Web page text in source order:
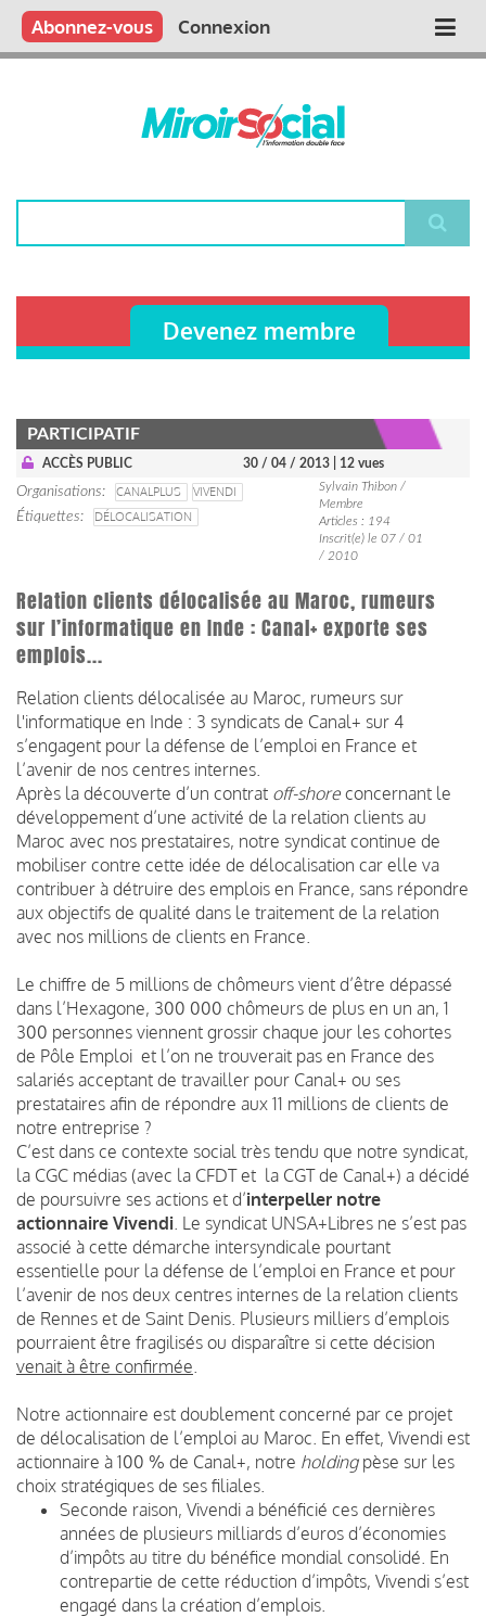
Aller
contenu
Main
Qui sommes nous ?
Vous publiez
Nous publions
Contactez-nous
Abonnez-vous Connexion
Devenez membre
PARTICIPATIF
ACCÈS PUBLIC 30 / 04 / 2013 | 12 vues
Organisations CANALPLUS
VIVENDI
Étiquettes
DÉLOCALISATION
Sylvain Thibon /
Membre
Articles : 194
Inscrit(e) le 07 / 01
/ 2010
Relation clients délocalisée au Maroc, rumeurs
sur l’informatique en Inde : Canal+ exporte ses
emplois...
Relation clients délocalisée au Maroc, rumeurs sur
l'informatique en Inde : 3 syndicats de Canal+ sur 4
s’engagent pour la défense de l’emploi en France et
l’avenir de nos centres internes.
Après la découverte d’un contrat off-shore concernant le
développement d’une activité de la relation clients au
Maroc avec nos prestataires, notre syndicat continue de
mobiliser contre cette idée de délocalisation car elle va
contribuer à détruire des emplois en France, sans répondre
aux objectifs de qualité dans le traitement de la relation
avec nos millions de clients en France.
Le chiffre de 5 millions de chômeurs vient d’être dépassé
dans l’Hexagone, 300 000 chômeurs de plus en un an, 1
300 personnes viennent grossir chaque jour les cohortes
de Pôle Emploi et l’on ne trouverait pas en France des
salariés acceptant de travailler pour Canal+ ou ses
prestataires afin de répondre aux 11 millions de clients de
notre entreprise ?
C’est dans ce contexte social très tendu que notre syndicat,
la CGC médias (avec la CFDT et la CGT de Canal+) a décidé
de poursuivre ses actions et d’interpeller notre
actionnaire Vivendi . Le syndicat UNSA+Libres ne s’est pas
associé à cette démarche intersyndicale pourtant
essentielle pour la défense de l’emploi en France et pour
l’avenir de nos deux centres internes de la relation clients
de Rennes et de Saint Denis. Plusieurs milliers d’emplois
pourraient être fragilisés ou disparaître si cette décision
venait à être confirmée
Notre actionnaire est doublement concerné par ce projet
de délocalisation de l’emploi au Maroc. En effet, Vivendi est
actionnaire à 100 % de Canal+, notre holdingpèse sur les
choix stratégiques de ses filiales.
Seconde raison, Vivendi a bénéficié ces dernières
années de plusieurs milliards d’euros d’économies
d’impôts au titre du bénéfice mondial consolidé. En
contrepartie de cette réduction d’impôts, Vivendi s’est
engagé dans la création d’emplois.